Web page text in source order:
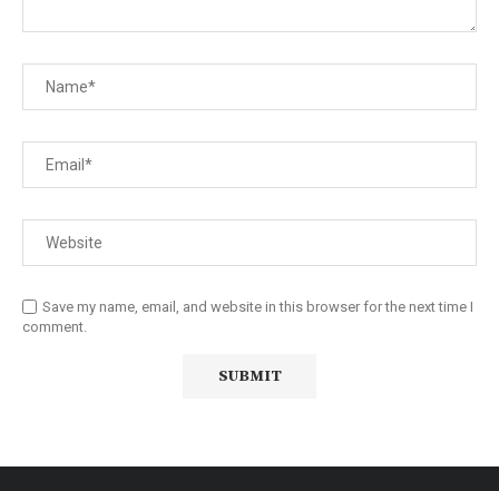
Save my name, email, and website in this browser for the next time I
comment.